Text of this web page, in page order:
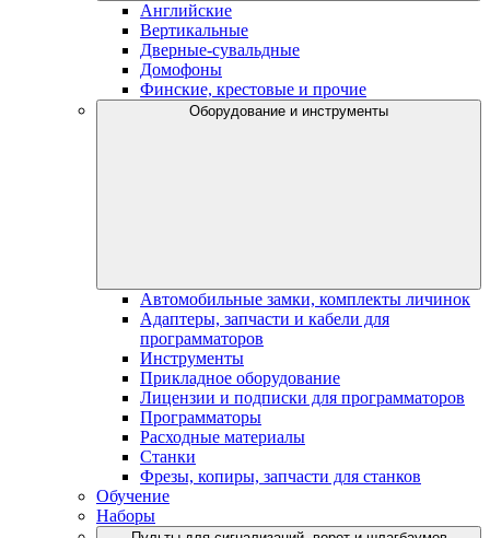
Английские
Вертикальные
Дверные-сувальдные
Домофоны
Финские, крестовые и прочие
Оборудование и инструменты
Автомобильные замки, комплекты личинок
Адаптеры, запчасти и кабели для
программаторов
Инструменты
Прикладное оборудование
Лицензии и подписки для программаторов
Программаторы
Расходные материалы
Станки
Фрезы, копиры, запчасти для станков
Обучение
Наборы